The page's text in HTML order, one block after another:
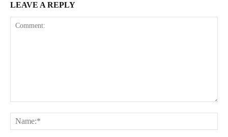
LEAVE A REPLY